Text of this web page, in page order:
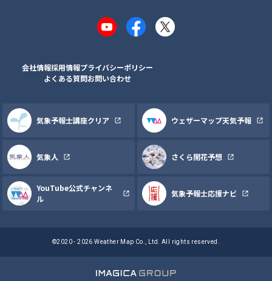
YouTubeFacebook
X
会社情報採用情報プライバシーポリシー
よくある質問お問い合わせ
気象予報士講座クリア ウェザーマップ天気予報
気象人 さくら開花予想
YouTube公式チャンネ
ル
気象予報士応援ナビ
©2020 - 2026 Weather Map Co., Ltd. All rights reserved.